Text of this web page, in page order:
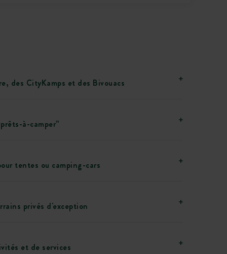
des CityKamps et des Bivouacs
à-camper”
tentes ou camping-cars
privés d'exception
et de services